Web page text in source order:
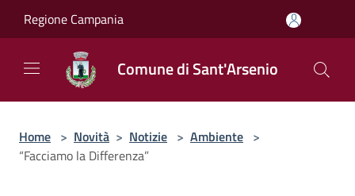
Regione Campania
Comune di Sant'Arsenio
Home > Novità > Notizie > Ambiente >
“Facciamo la Differenza”